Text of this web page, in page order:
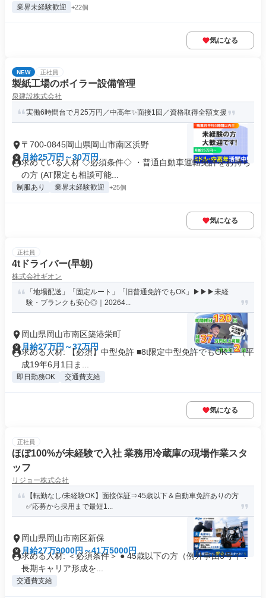
業界未経験歓迎 +22個
気になる
NEW 正社員
製紙工場のボイラー設備管理
泉建設株式会社
実働6時間台で月25万円／中高年✨面接1回／資格取得全額支援
〒700-0845岡山県岡山市南区浜野
月給25万円～30万円
求めている人材 ◇必須条件◇ ・普通自動車運転免許をお持ち
の方 (AT限定も相談可能...
制服あり 業界未経験歓迎 +25個
気になる
正社員
4tドライバー(早朝)
株式会社ギオン
「地場配送」「固定ルート」「旧普通免許でもOK」▶▶▶未経
験・ブランクも安心◎｜20264...
岡山県岡山市南区築港栄町
月給27万円～37万円
求める人材: 【必須】中型免許 ■8t限定中型免許でもOK！ （平
成19年6月1日ま...
即日勤務OK 交通費支給
気になる
正社員
ほぼ100%が未経験で入社 業務用冷蔵庫の現場作業スタ
ッフ
リジョー株式会社
【転勤なし/未経験OK】面接保証⇒45歳以下＆自動車免許ありの方
✅応募から採用まで最短1...
岡山県岡山市南区新保
月給27万9000円～41万5000円
求める人材: ＜必須条件＞ ● 45歳以下の方（例外事由3号イ：
長期キャリア形成を...
交通費支給